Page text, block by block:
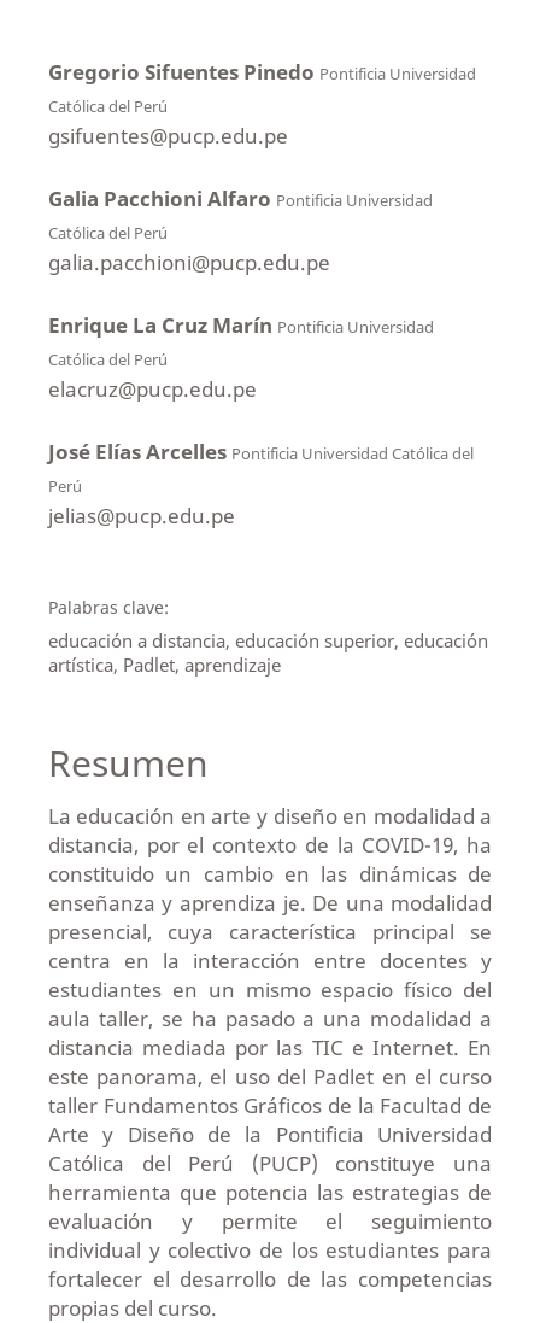
Gregorio Sifuentes Pinedo Pontificia Universidad
Católica del Perú
gsifuentes@pucp.edu.pe
Galia Pacchioni Alfaro Pontificia Universidad
Católica del Perú
galia.pacchioni@pucp.edu.pe
Enrique La Cruz Marín Pontificia Universidad
Católica del Perú
elacruz@pucp.edu.pe
José Elías Arcelles Pontificia Universidad Católica del
Perú
jelias@pucp.edu.pe
Palabras clave:
educación a distancia, educación superior, educación
artística, Padlet, aprendizaje
Resumen
La educación en arte y diseño en modalidad a
distancia, por el contexto de la COVID-19, ha
constituido un cambio en las dinámicas de
enseñanza y aprendiza je. De una modalidad
presencial, cuya característica principal se
centra en la interacción entre docentes y
estudiantes en un mismo espacio físico del
aula taller, se ha pasado a una modalidad a
distancia mediada por las TIC e Internet. En
este panorama, el uso del Padlet en el curso
taller Fundamentos Gráficos de la Facultad de
Arte y Diseño de la Pontificia Universidad
Católica del Perú (PUCP) constituye una
herramienta que potencia las estrategias de
evaluación y permite el seguimiento
individual y colectivo de los estudiantes para
fortalecer el desarrollo de las competencias
propias del curso.